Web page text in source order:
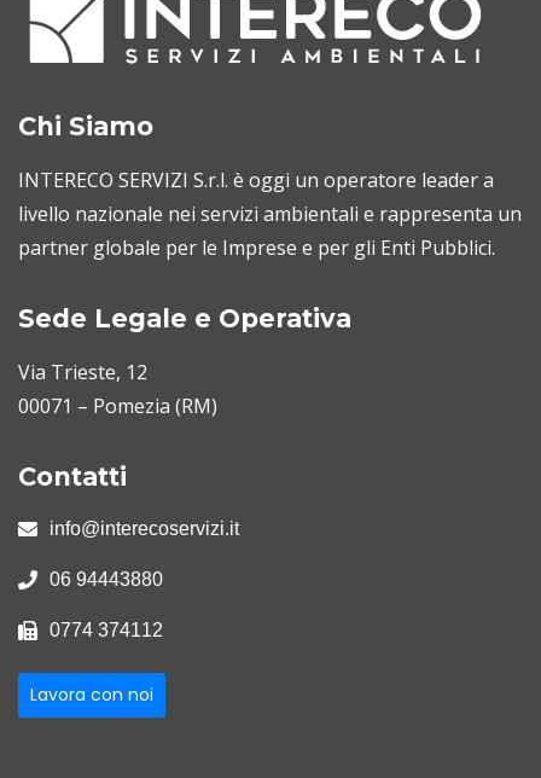
Chi Siamo
INTERECO SERVIZI S.r.l. è oggi un operatore leader a
livello nazionale nei servizi ambientali e rappresenta un
partner globale per le Imprese e per gli Enti Pubblici.
Sede Legale e Operativa
Via Trieste, 12
00071 – Pomezia (RM)
Contatti
info@interecoservizi.it
06 94443880
0774 374112
Lavora con noi